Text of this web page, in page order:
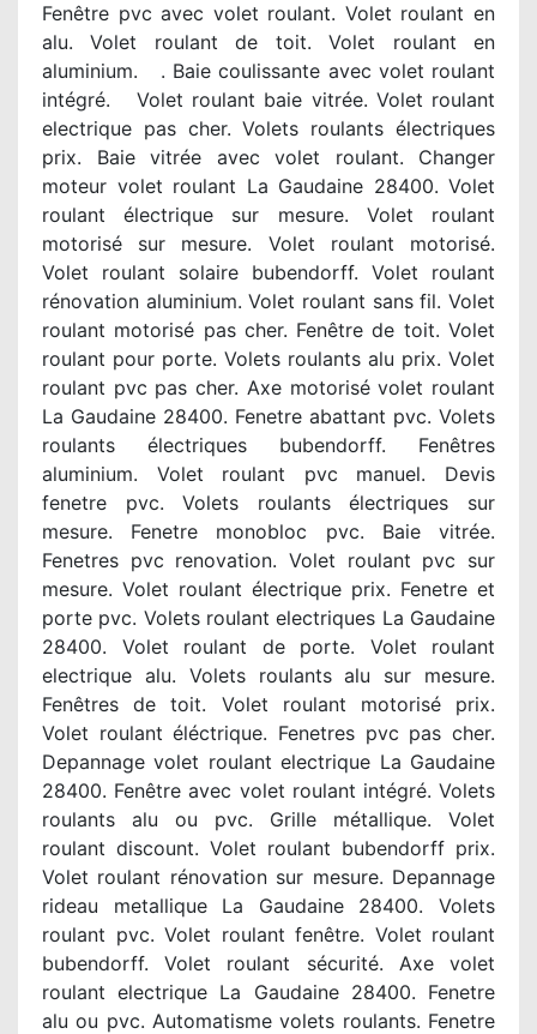
Fenêtre pvc avec volet roulant. Volet roulant en
alu. Volet roulant de toit. Volet roulant en
aluminium. . Baie coulissante avec volet roulant
intégré. Volet roulant baie vitrée. Volet roulant
electrique pas cher. Volets roulants électriques
prix. Baie vitrée avec volet roulant. Changer
moteur volet roulant La Gaudaine 28400. Volet
roulant électrique sur mesure. Volet roulant
motorisé sur mesure. Volet roulant motorisé.
Volet roulant solaire bubendorff. Volet roulant
rénovation aluminium. Volet roulant sans fil. Volet
roulant motorisé pas cher. Fenêtre de toit. Volet
roulant pour porte. Volets roulants alu prix. Volet
roulant pvc pas cher. Axe motorisé volet roulant
La Gaudaine 28400. Fenetre abattant pvc. Volets
roulants électriques bubendorff. Fenêtres
aluminium. Volet roulant pvc manuel. Devis
fenetre pvc. Volets roulants électriques sur
mesure. Fenetre monobloc pvc. Baie vitrée.
Fenetres pvc renovation. Volet roulant pvc sur
mesure. Volet roulant électrique prix. Fenetre et
porte pvc. Volets roulant electriques La Gaudaine
28400. Volet roulant de porte. Volet roulant
electrique alu. Volets roulants alu sur mesure.
Fenêtres de toit. Volet roulant motorisé prix.
Volet roulant éléctrique. Fenetres pvc pas cher.
Depannage volet roulant electrique La Gaudaine
28400. Fenêtre avec volet roulant intégré. Volets
roulants alu ou pvc. Grille métallique. Volet
roulant discount. Volet roulant bubendorff prix.
Volet roulant rénovation sur mesure. Depannage
rideau metallique La Gaudaine 28400. Volets
roulant pvc. Volet roulant fenêtre. Volet roulant
bubendorff. Volet roulant sécurité. Axe volet
roulant electrique La Gaudaine 28400. Fenetre
alu ou pvc. Automatisme volets roulants. Fenetre